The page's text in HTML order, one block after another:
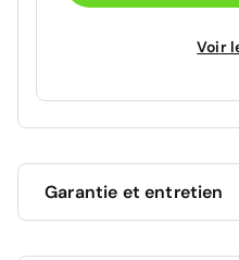
Voir
Garantie et entretien